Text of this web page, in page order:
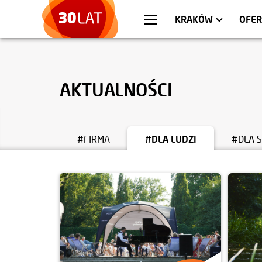
KRAKÓW
WARSZAWA
MIESZKANIA
AKTUALNOŚCI
#FIRMA #DLA LUDZI #DLA